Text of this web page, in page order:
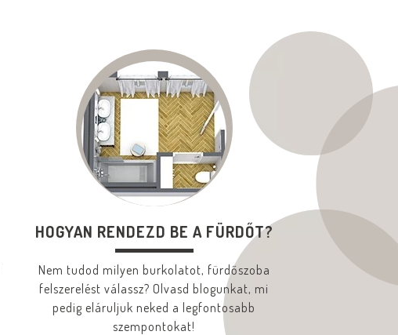
HOGYAN RENDEZD BE A FÜRDŐT?
Nem tudod milyen burkolatot, fürdőszoba
felszerelést válassz? Olvasd blogunkat, mi
pedig eláruljuk neked a legfontosabb
szempontokat!